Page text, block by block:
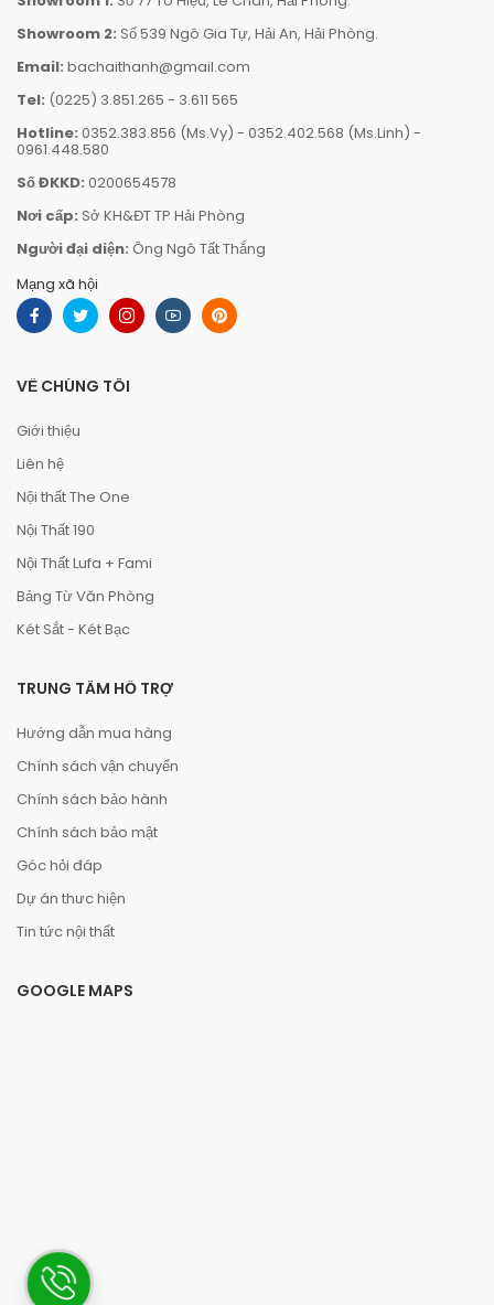
Showroom 2: Số 539 Ngô Gia Tự, Hải An, Hải Phòng.
Email: bachaithanh@gmail.com
Tel: (0225) 3.851.265 - 3.611 565
Hotline: 0352.383.856 (Ms.Vy) - 0352.402.568 (Ms.Linh) -
0961.448.580
Số ĐKKD: 0200654578
Nơi cấp: Sở KH&ĐT TP Hải Phòng
Người đại diện: Ông Ngô Tất Thắng
Mạng xã hội
VỀ CHÚNG TÔI
Giới thiệu
Liên hệ
Nội thất The One
Nội Thất 190
Nội Thất Lufa + Fami
Bảng Từ Văn Phòng
Két Sắt - Két Bạc
TRUNG TÂM HỖ TRỢ
Hướng dẫn mua hàng
Chính sách vận chuyển
Chính sách bảo hành
Chính sách bảo mật
Góc hỏi đáp
Dự án thưc hiện
Tin tức nội thất
GOOGLE MAPS